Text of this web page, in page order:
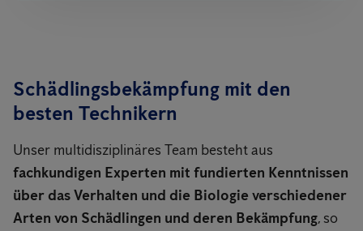
Schädlingsbekämpfung mit den
besten Technikern
Unser multidisziplinäres Team besteht aus
fachkundigen Experten mit fundierten Kenntnissen
über das Verhalten und die Biologie verschiedener
Arten von Schädlingen und deren Bekämpfung, so